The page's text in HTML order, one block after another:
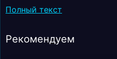
А время не остановить;
Не отмотать, не повторить;
Полный текст
Рекомендуем